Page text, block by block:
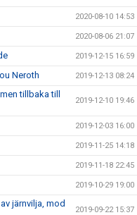
2020-08-10 14:53
2020-08-06 21:07
2019-12-15 16:59
Neroth 2019-12-13 08:24
tillbaka till
2019-12-10 19:46
2019-12-03 16:00
2019-11-25 14:18
2019-11-18 22:45
2019-10-29 19:00
järnvilja, mod
2019-09-22 15:37